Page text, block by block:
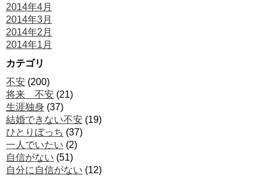
2014年4月
2014年3月
2014年2月
2014年1月
カテゴリ
不安 (200)
将来 不安 (21)
生涯独身 (37)
結婚できない不安 (19)
ひとりぼっち (37)
一人でいたい (2)
自信がない (51)
自分に自信がない (12)